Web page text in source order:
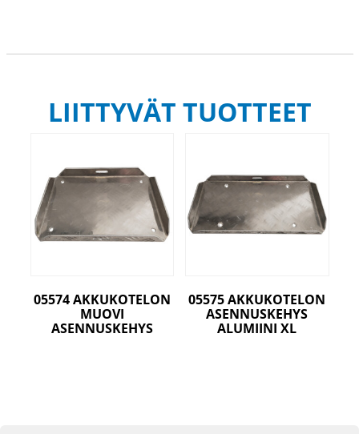
LIITTYVÄT TUOTTEET
05574 AKKUKOTELON
MUOVI
ASENNUSKEHYS
05575 AKKUKOTELON
ASENNUSKEHYS
ALUMIINI XL